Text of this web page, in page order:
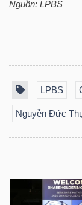
Nguồn: LPBS
LPBS
Nguyễn Đức
TƯ
LIỆU